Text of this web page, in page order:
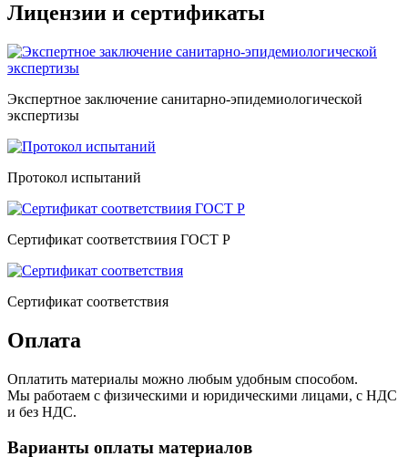
Лицензии и сертификаты
Экспертное заключение санитарно-эпидемиологической
экспертизы
Протокол испытаний
Сертификат соответствиия ГОСТ Р
Сертификат соответствия
Оплата
Оплатить материалы можно любым удобным способом.
Мы работаем с физическими и юридическими лицами, с НДС
и без НДС.
Варианты оплаты материалов